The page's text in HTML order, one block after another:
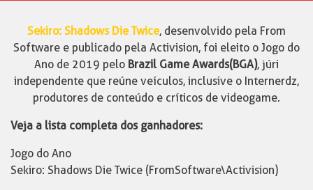
Sekiro: Shadows Die Twice, desenvolvido pela From
Software e publicado pela Activision, foi eleito o Jogo do
Ano de 2019 pelo Brazil Game Awards (BGA), júri
independente que reúne veículos, inclusive o Internerdz,
produtores de conteúdo e críticos de videogame.
Veja a lista completa dos ganhadores:
Jogo do Ano
Sekiro: Shadows Die Twice (FromSoftware\Activision)